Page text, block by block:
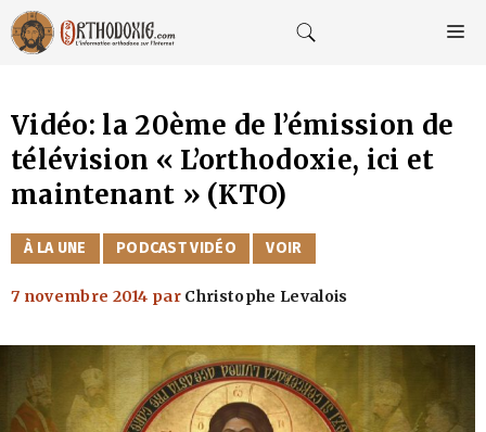
Aller
au
contenu
Vidéo: la 20ème de l’émission de
télévision « L’orthodoxie, ici et
maintenant » (KTO)
CATÉGORIES
À LA UNE PODCAST VIDÉO VOIR
7 novembre 2014 par Christophe Levalois